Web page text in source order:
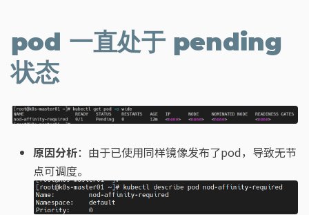
pod 一直处于 pending
状态
原因分析：由于已使用同样镜像发布了pod，导致无节
点可调度。